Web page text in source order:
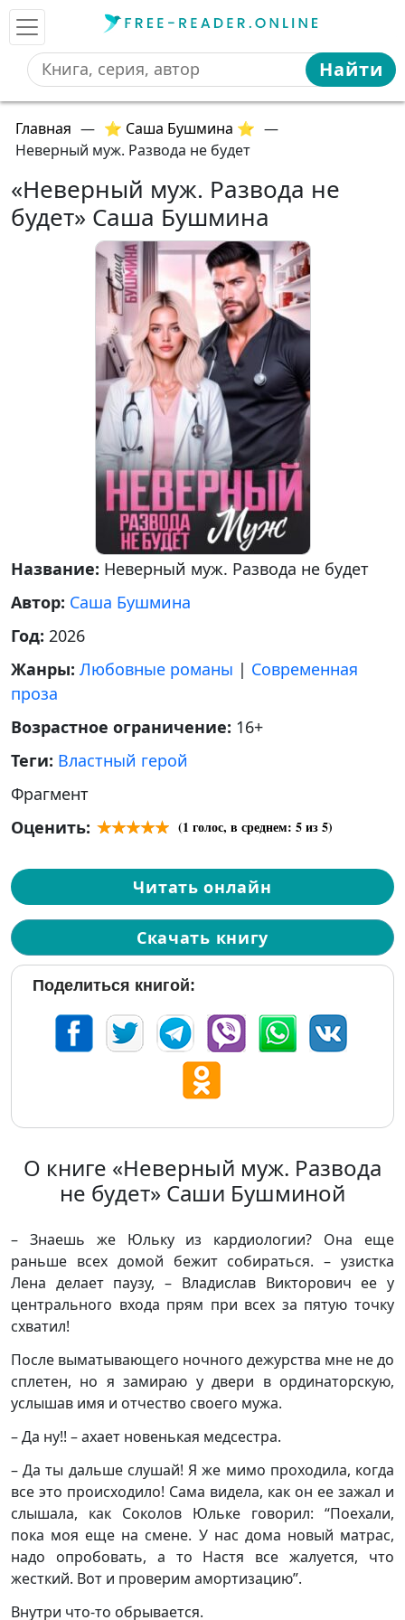
Найти
Главная — ⭐ Саша Бушмина ⭐ —
Неверный муж. Развода не будет
«Неверный муж. Развода не
будет» Саша Бушмина
Название: Неверный муж. Развода не будет
Автор: Саша Бушмина
Год: 2026
Жанры: Любовные романы | Современная
проза
Возрастное ограничение: 16+
Теги: Властный герой
Фрагмент
Оценить:
(1 голос, в среднем: 5из 5)
Читать онлайн
Скачать книгу
Поделиться книгой:
О книге «Неверный муж. Развода
не будет» Саши Бушминой
– Знаешь же Юльку из кардиологии? Она еще
раньше всех домой бежит собираться. – узистка
Лена делает паузу, – Владислав Викторович ее у
центрального входа прям при всех за пятую точку
схватил!
После выматывающего ночного дежурства мне не до
сплетен, но я замираю у двери в ординаторскую,
услышав имя и отчество своего мужа.
– Да ну!! – ахает новенькая медсестра.
– Да ты дальше слушай! Я же мимо проходила, когда
все это происходило! Сама видела, как он ее зажал и
слышала, как Соколов Юльке говорил: “Поехали,
пока моя еще на смене. У нас дома новый матрас,
надо опробовать, а то Настя все жалуется, что
жесткий. Вот и проверим амортизацию”.
Внутри что-то обрывается.